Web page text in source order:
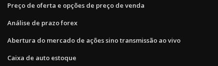
Preço de oferta e opções de preço de venda
Análise de prazo forex
Abertura do mercado de ações sino transmissão ao vivo
Caixa de auto estoque